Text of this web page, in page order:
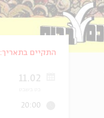
התקיים בתאריך:
11.02
20:00